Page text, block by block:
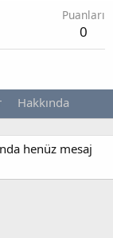
Puanları
0
Hakkında
henüz mesaj